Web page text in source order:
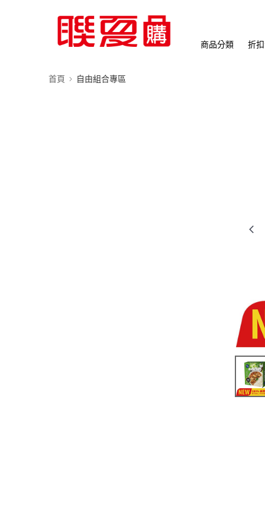
商品分類 折
首頁 自由組合專區